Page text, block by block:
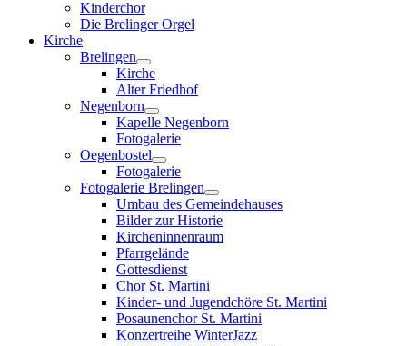
Kinderchor
Die Brelinger Orgel
Kirche
Brelingen
Kirche
Alter Friedhof
Negenborn
Kapelle Negenborn
Fotogalerie
Oegenbostel
Fotogalerie
Fotogalerie Brelingen
Umbau des Gemeindehauses
Bilder zur Historie
Kircheninnenraum
Pfarrgelände
Gottesdienst
Chor St. Martini
Kinder- und Jugendchöre St. Martini
Posaunenchor St. Martini
Konzertreihe WinterJazz